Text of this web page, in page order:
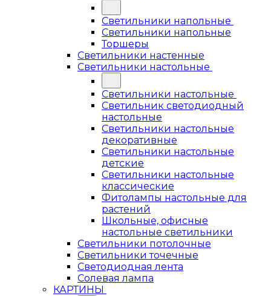
Светильники напольные
Светильники напольные
Торшеры
Светильники настенные
Светильники настольные
Светильники настольные
Светильник светодиодный
настольные
Светильники настольные
декоративные
Светильники настольные
детские
Светильники настольные
классические
Фитолампы настольные для
растений
Школьные, офисные
настольные светильники
Светильники потолочные
Светильники точечные
Светодиодная лента
Солевая лампа
КАРТИНЫ